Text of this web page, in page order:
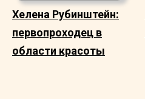
Хелена Рубинштейн:
первопроходец в
области красоты